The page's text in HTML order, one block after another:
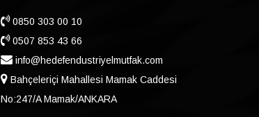
0850 303 00 10
0507 853 43 66
info@hedefendustriyelmutfak.com
Bahçeleriçi Mahallesi Mamak Caddesi
No:247/A Mamak/ANKARA